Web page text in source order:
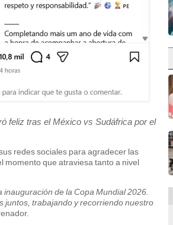
feliz tras el México vs Sudáfrica por el
redes sociales para agradecer las
momento que atraviesa tanto a nivel
de la Copa Mundial 2026.
juntos, trabajando y recorriendo nuestro